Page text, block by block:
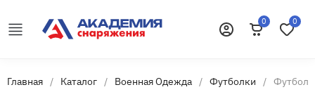
0 0
Главная / Каталог / Военная Одежда / Футболки /